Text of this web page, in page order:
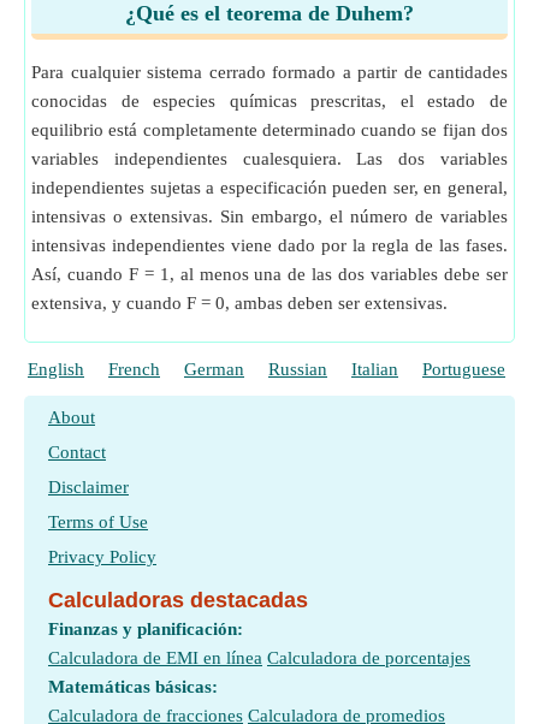
¿Qué es el teorema de Duhem?
Para cualquier sistema cerrado formado a partir de cantidades
conocidas de especies químicas prescritas, el estado de
equilibrio está completamente determinado cuando se fijan dos
variables independientes cualesquiera. Las dos variables
independientes sujetas a especificación pueden ser, en general,
intensivas o extensivas. Sin embargo, el número de variables
intensivas independientes viene dado por la regla de las fases.
Así, cuando F = 1, al menos una de las dos variables debe ser
extensiva, y cuando F = 0, ambas deben ser extensivas.
English French German Russian Italian Portuguese
About
Contact
Disclaimer
Terms of Use
Privacy Policy
Calculadoras destacadas
Finanzas y planificación:
Calculadora de EMI en línea Calculadora de porcentajes
Matemáticas básicas:
Calculadora de fracciones Calculadora de promedios